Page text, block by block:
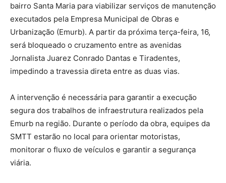
bairro Santa Maria para viabilizar serviços de manutenção
executados pela Empresa Municipal de Obras e
Urbanização (Emurb). A partir da próxima terça-feira, 16,
será bloqueado o cruzamento entre as avenidas
Jornalista Juarez Conrado Dantas e Tiradentes,
impedindo a travessia direta entre as duas vias.
A intervenção é necessária para garantir a execução
segura dos trabalhos de infraestrutura realizados pela
Emurb na região. Durante o período da obra, equipes da
SMTT estarão no local para orientar motoristas,
monitorar o fluxo de veículos e garantir a segurança
viária.